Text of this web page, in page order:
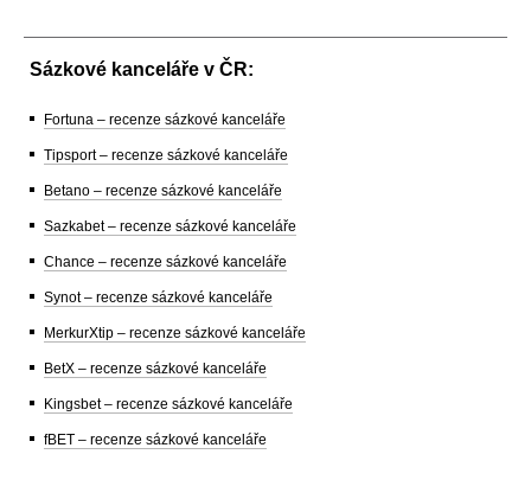
Sázkové kanceláře v ČR:
Fortuna – recenze sázkové kanceláře
Tipsport – recenze sázkové kanceláře
Betano – recenze sázkové kanceláře
Sazkabet – recenze sázkové kanceláře
Chance – recenze sázkové kanceláře
Synot – recenze sázkové kanceláře
MerkurXtip – recenze sázkové kanceláře
BetX – recenze sázkové kanceláře
Kingsbet – recenze sázkové kanceláře
fBET – recenze sázkové kanceláře